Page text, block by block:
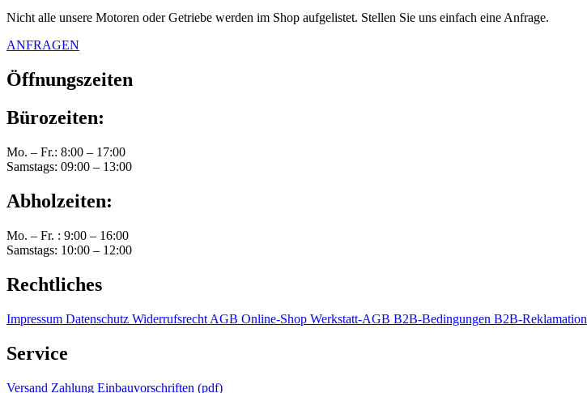
Nicht alle unsere Motoren oder Getriebe werden im Shop aufgelistet. Stellen Sie uns einfach eine Anfrage.
ANFRAGEN
Öffnungszeiten
Bürozeiten:
Mo. – Fr.: 8:00 – 17:00
Samstags: 09:00 – 13:00
Abholzeiten:
Mo. – Fr. : 9:00 – 16:00
Samstags: 10:00 – 12:00
Rechtliches
Impressum Datenschutz Widerrufsrecht AGB Online-Shop Werkstatt-AGB B2B-Bedingungen B2B-Reklamation
Service
Versand Zahlung Einbauvorschriften (pdf)